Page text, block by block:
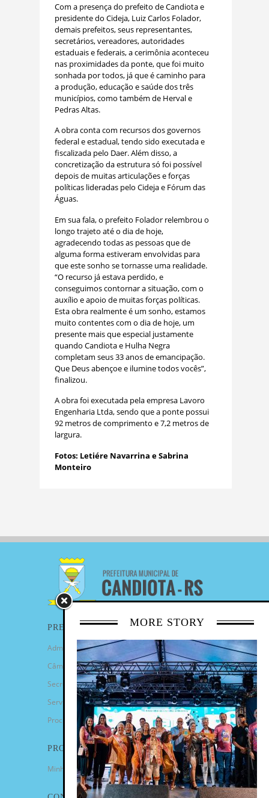
Com a presença do prefeito de Candiota e
presidente do Cideja, Luiz Carlos Folador,
demais prefeitos, seus representantes,
secretários, vereadores, autoridades
estaduais e federais, a cerimônia aconteceu
nas proximidades da ponte, que foi muito
sonhada por todos, já que é caminho para
a produção, educação e saúde dos três
municípios, como também de Herval e
Pedras Altas.
A obra conta com recursos dos governos
federal e estadual, tendo sido executada e
fiscalizada pelo Daer. Além disso, a
concretização da estrutura só foi possível
depois de muitas articulações e forças
políticas lideradas pelo Cideja e Fórum das
Águas.
Em sua fala, o prefeito Folador relembrou o
longo trajeto até o dia de hoje,
agradecendo todas as pessoas que de
alguma forma estiveram envolvidas para
que este sonho se tornasse uma realidade.
“O recurso já estava perdido, e
conseguimos contornar a situação, com o
auxílio e apoio de muitas forças políticas.
Esta obra realmente é um sonho, estamos
muito contentes com o dia de hoje, um
presente mais que especial justamente
quando Candiota e Hulha Negra
completam seus 33 anos de emancipação.
Que Deus abençoe e ilumine todos vocês”,
finalizou.
A obra foi executada pela empresa Lavoro
Engenharia Ltda, sendo que a ponte possui
92 metros de comprimento e 7,2 metros de
largura.
Fotos: Letiére Navarrina e Sabrina
Monteiro
MORE STORY
PREFEITURA
Administração Municipal
Câmara de Vereadores
Secretarias
Serviços
Procuradoria Geral
PROGRAMAS
Minha Casa Minha Vida